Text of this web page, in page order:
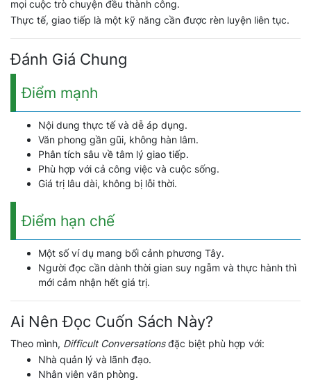
mọi cuộc trò chuyện đều thành công.
Thực tế, giao tiếp là một kỹ năng cần được rèn luyện liên tục.
Đánh Giá Chung
Điểm mạnh
Nội dung thực tế và dễ áp dụng.
Văn phong gần gũi, không hàn lâm.
Phân tích sâu về tâm lý giao tiếp.
Phù hợp với cả công việc và cuộc sống.
Giá trị lâu dài, không bị lỗi thời.
Điểm hạn chế
Một số ví dụ mang bối cảnh phương Tây.
Người đọc cần dành thời gian suy ngẫm và thực hành thì
mới cảm nhận hết giá trị.
Ai Nên Đọc Cuốn Sách Này?
Theo mình, Difficult Conversationsđặc biệt phù hợp với:
Nhà quản lý và lãnh đạo.
Nhân viên văn phòng.